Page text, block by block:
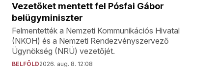
Vezetőket mentett fel Pósfai Gábor
belügyminiszter
Felmentették a Nemzeti Kommunikációs Hivatal
(NKOH) és a Nemzeti Rendezvényszervező
Ügynökség (NRÜ) vezetőjét.
BELFÖLD2026. aug. 8. 12:08